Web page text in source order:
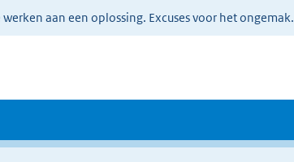
aan een oplossing. Excuses voor het ongemak.